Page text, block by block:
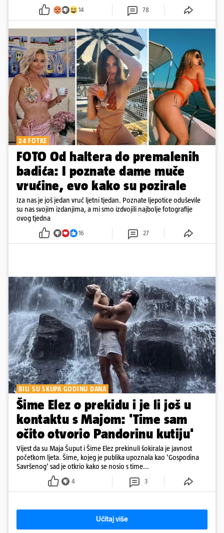
14 78
24 FOTKE
FOTO Od haltera do premalenih
badića: I poznate dame muče
vrućine, evo kako su pozirale
Iza nas je još jedan vruć ljetni tjedan. Poznate ljepotice oduševile
su nas svojim izdanjima, a mi smo izdvojili najbolje fotografije
ovog tjedna
16 27
BILI SU SKUPA GODINU DANA
Šime Elez o prekidu i je li još u
kontaktu s Majom: 'Time sam
očito otvorio Pandorinu kutiju'
Vijest da su Maja Šuput i Šime Elez prekinuli šokirala je javnost
početkom ljeta. Šime, kojeg je publika upoznala kao 'Gospodina
Savršenog' sad je otkrio kako se nosio s time...
4 3
Učitaj više